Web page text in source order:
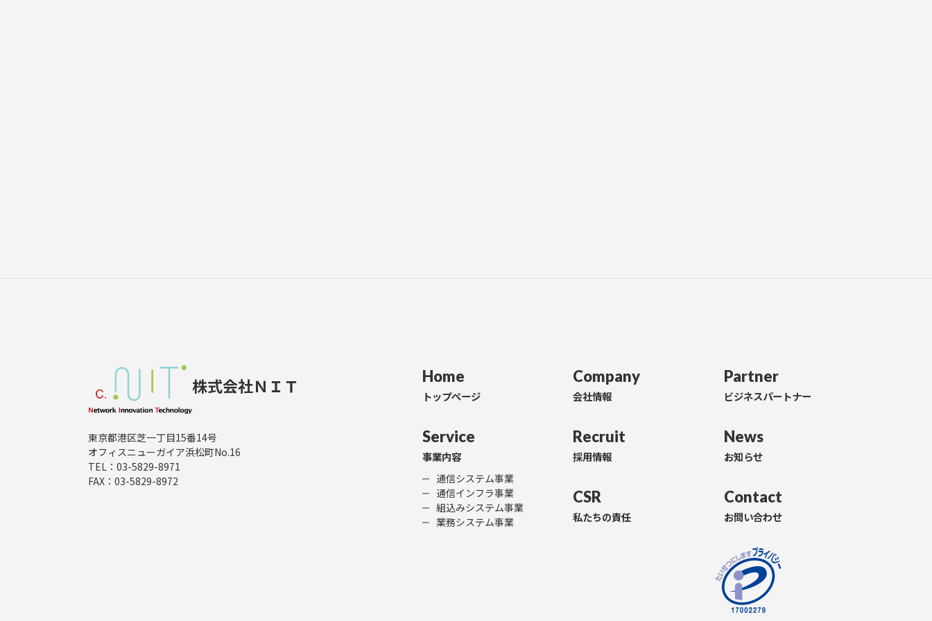
株式会社ＮＩＴ
東京都港区芝一丁目15番14号
オフィスニューガイア浜松町No.16
TEL： 03-5829-8971
FAX：03-5829-8972
Home
トップページ
Service
事業内容
通信システム事業
通信インフラ事業
組込みシステム事業
業務システム事業
Company
会社情報
Recruit
採用情報
CSR
私たちの責任
Partner
ビジネスパートナー
News
お知らせ
Contact
お問い合わせ